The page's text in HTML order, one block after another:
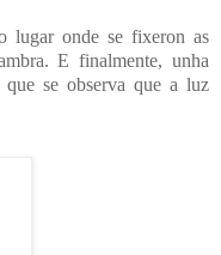
lugar onde se fixeron as
E finalmente, unha
que se observa que a luz